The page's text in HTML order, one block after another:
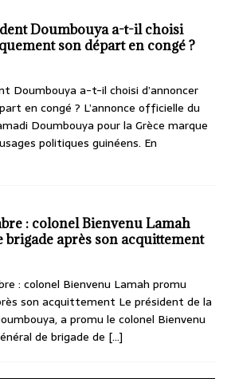
Doumbouya a-t-il choisi
son départ en congé ?
Doumbouya a-t-il choisi d’annoncer
en congé ? L’annonce officielle du
Doumbouya pour la Grèce marque
politiques guinéens. En
: colonel Bienvenu Lamah
après son acquittement
: colonel Bienvenu Lamah promu
son acquittement Le président de la
a promu le colonel Bienvenu
de brigade de [...]